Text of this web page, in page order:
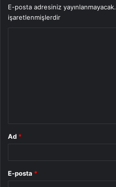
E-posta adresiniz yayınlanmayacak.
işaretlenmişlerdir
Ad *
E-posta *